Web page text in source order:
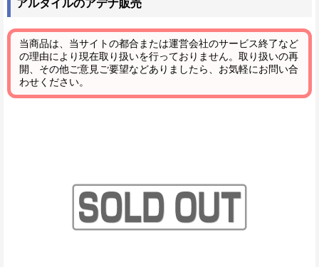
アルタイルのアデナ販売
当商品は、当サイトの都合または運営会社のサービス終了など
の理由により現在取り扱いを行っておりません。取り扱いの再
開、その他ご意見ご要望などありましたら、お気軽にお問い合
わせください。